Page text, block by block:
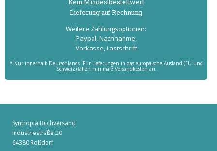
Kein Mindest­bestell­wert
Lieferung auf Rechnung
Weitere Zahlungs­optionen:
Paypal, Nachnahme,
Vorkasse, Lastschrift
* Nur innerhalb Deutschlands. Für Lieferungen in das europäische Ausland (EU und
Schweiz) fallen minimale Versandkosten an.
Syntropia Buchversand
Industriestraße 20
64380 Roßdorf